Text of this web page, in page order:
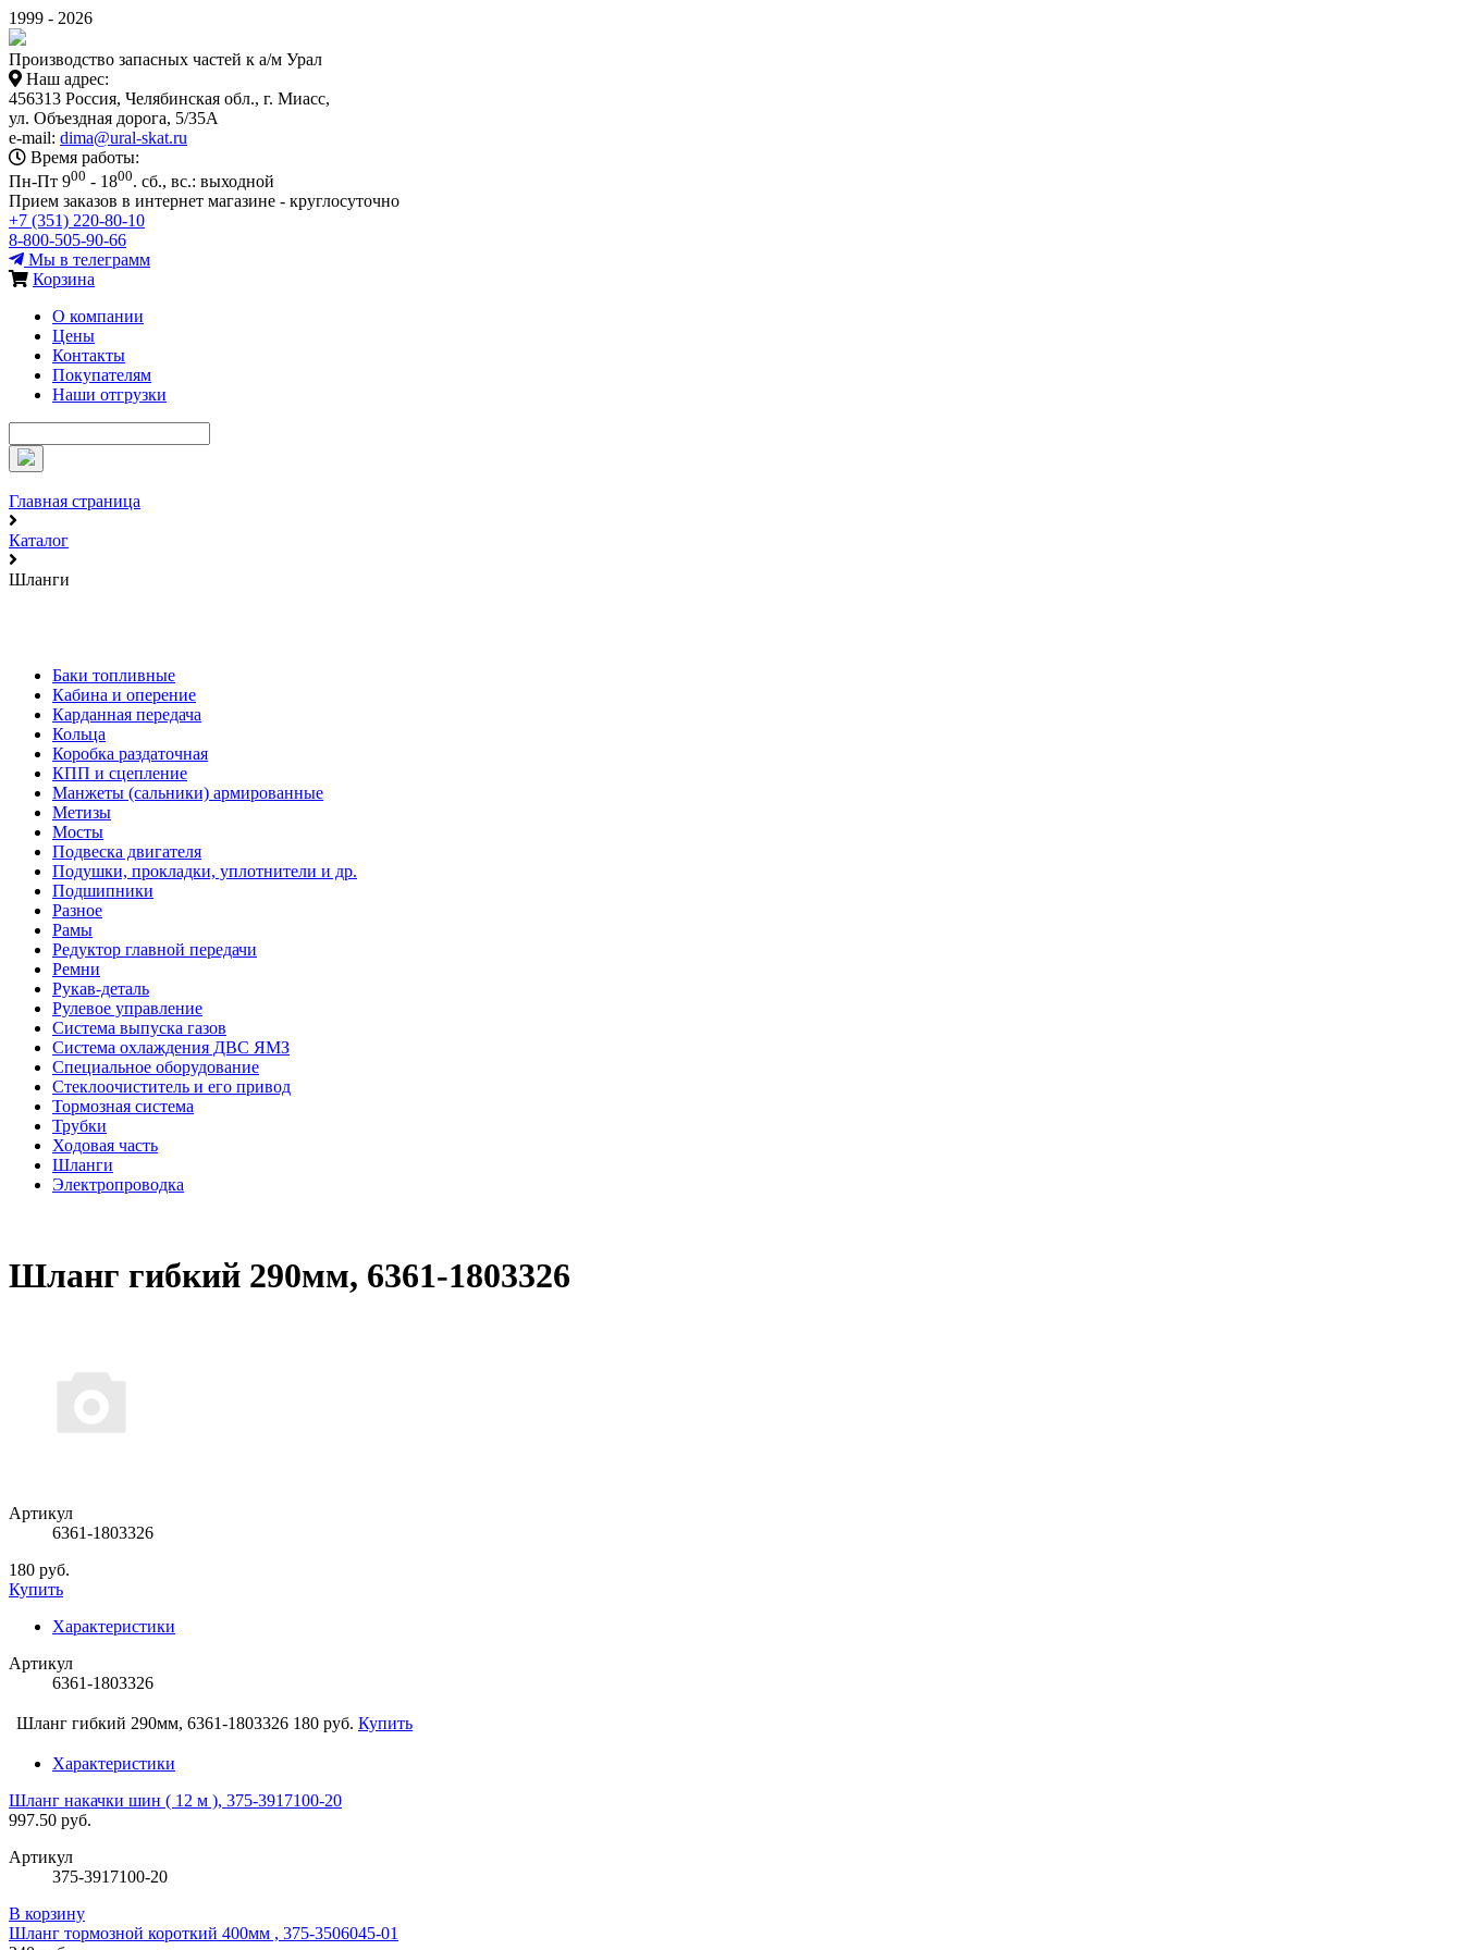
1999 - 2026
Производство запасных частей к а/м Урал
Наш адрес:
456313 Россия, Челябинская обл., г. Миасс,
ул. Объездная дорога, 5/35А
e-mail: dima@ural-skat.ru
Время работы:
Пн-Пт 900 - 1800. сб., вс.: выходной
Прием заказов в интернет магазине - круглосуточно
+7 (351) 220-80-10
8-800-505-90-66
Мы в телеграмм
Корзина
О компании
Цены
Контакты
Покупателям
Наши отгрузки
Главная страница
Каталог
Шланги
Баки топливные
Кабина и оперение
Карданная передача
Кольца
Коробка раздаточная
КПП и сцепление
Манжеты (сальники) армированные
Метизы
Мосты
Подвеска двигателя
Подушки, прокладки, уплотнители и др.
Подшипники
Разное
Рамы
Редуктор главной передачи
Ремни
Рукав-деталь
Рулевое управление
Система выпуска газов
Система охлаждения ДВС ЯМЗ
Специальное оборудование
Стеклоочиститель и его привод
Тормозная система
Трубки
Ходовая часть
Шланги
Электропроводка
Шланг гибкий 290мм, 6361-1803326
Артикул
6361-1803326
180 руб.
Купить
Характеристики
Артикул
6361-1803326
Шланг гибкий 290мм, 6361-1803326 180 руб. Купить
Характеристики
Шланг накачки шин ( 12 м ), 375-3917100-20
997.50 руб.
Артикул
375-3917100-20
В корзину
Шланг тормозной короткий 400мм , 375-3506045-01